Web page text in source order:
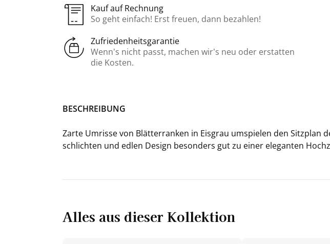
Kauf auf Rechnung
So geht einfach! Erst freuen, dann bezahlen!
Zufriedenheitsgarantie
Wenn’s nicht passt, machen wir’s neu oder erstatten
die Kosten.
BE­SCHREI­BUNG
Zarte Um­ris­se von Blät­ter­ran­ken in Eis­grau um­spie­len den Sitz­plan
schlich­ten und edlen De­sign be­son­ders gut zu einer ele­gan­ten
Alles aus dieser Kollektion